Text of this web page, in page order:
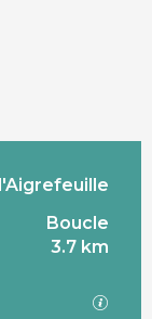
Boucle
3.7 km